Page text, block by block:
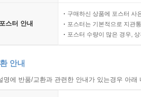
포스터 안내
구매하신 상품에 포스터 사
포스터는 기본적으로 지관
포스터 수량이 많은 경우,
안내
에 반품/교환과 관련한 안내가 있는경우 아